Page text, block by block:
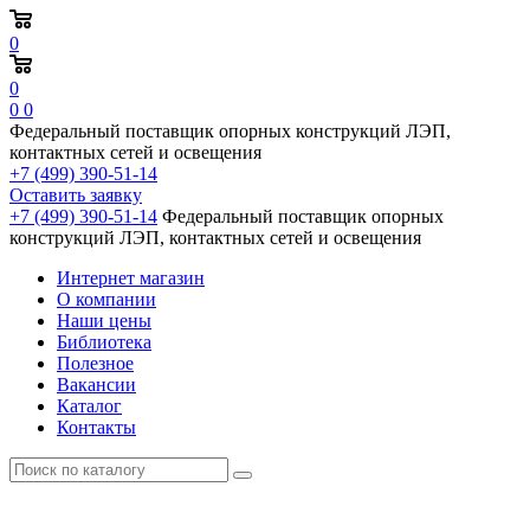
0
0
0 0
Федеральный поставщик опорных конструкций ЛЭП,
контактных сетей и освещения
+7 (499) 390-51-14
Оставить заявку
+7 (499) 390-51-14 Федеральный поставщик опорных
конструкций ЛЭП, контактных сетей и освещения
Интернет магазин
О компании
Наши цены
Библиотека
Полезное
Вакансии
Каталог
Контакты